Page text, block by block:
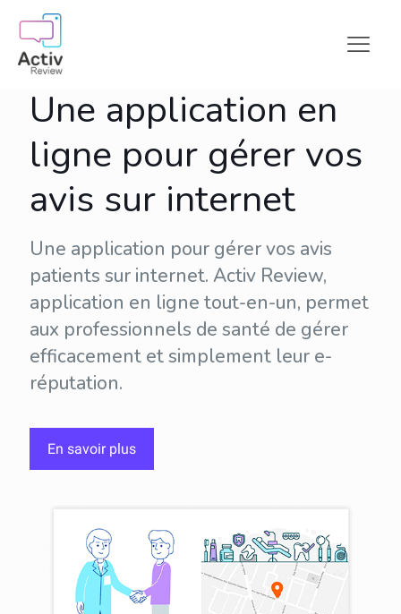
Une application en
ligne pour gérer vos
avis sur internet
Une application pour gérer vos avis
patients sur internet. Activ Review,
application en ligne tout-en-un, permet
aux professionnels de santé de gérer
efficacement et simplement leur e-
réputation.
En savoir plus